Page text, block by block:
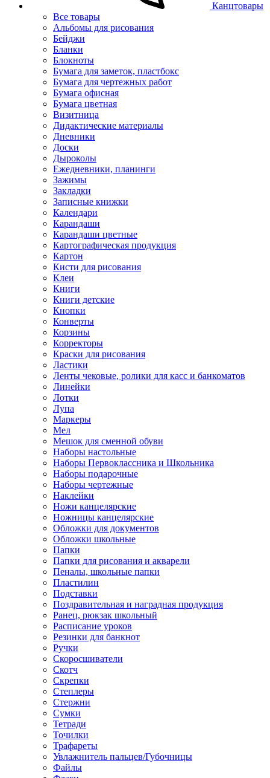
Канцтовары
Все товары
Альбомы для рисования
Бейджи
Бланки
Блокноты
Бумага для заметок, пластбокс
Бумага для чертежных работ
Бумага офисная
Бумага цветная
Визитница
Дидактические материалы
Дневники
Доски
Дыроколы
Ежедневники, планинги
Зажимы
Закладки
Записные книжки
Календари
Карандаши
Карандаши цветные
Картографическая продукция
Картон
Кисти для рисования
Клеи
Книги
Книги детские
Кнопки
Конверты
Корзины
Корректоры
Краски для рисования
Ластики
Ленты чековые, ролики для касс и банкоматов
Линейки
Лотки
Лупа
Маркеры
Мел
Мешок для сменной обуви
Наборы настольные
Наборы Первоклассника и Школьника
Наборы подарочные
Наборы чертежные
Наклейки
Ножи канцелярские
Ножницы канцелярские
Обложки для документов
Обложки школьные
Папки
Папки для рисования и акварели
Пеналы, школьные папки
Пластилин
Подставки
Поздравительная и наградная продукция
Ранец, рюкзак школьный
Расписание уроков
Резинки для банкнот
Ручки
Скоросшиватели
Скотч
Скрепки
Степлеры
Стержни
Сумки
Тетради
Точилки
Трафареты
Увлажнитель пальцев/Губочницы
Файлы